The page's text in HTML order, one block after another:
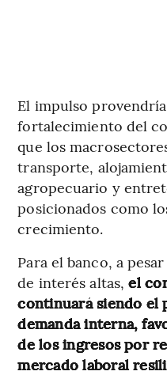
El impulso
fortalecimiento del
que los
transporte,
agropecuario y
posicionados como
crecimiento.
Para el banco, a
de interés altas, el
continuará siendo el
demanda interna,
de los ingresos por
mercado laboral